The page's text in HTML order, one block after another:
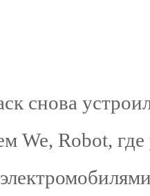
снова
We, Robot,